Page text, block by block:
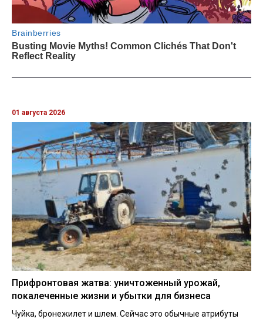
01 августа 2026
Прифронтовая жатва: уничтоженный урожай,
покалеченные жизни и убытки для бизнеса
Чуйка, бронежилет и шлем. Сейчас это обычные атрибуты